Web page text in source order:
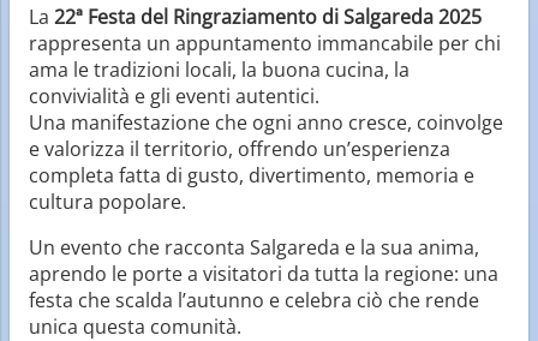
La 22ª Festa del Ringraziamento di Salgareda 2025
rappresenta un appuntamento immancabile per chi
ama le tradizioni locali, la buona cucina, la
convivialità e gli eventi autentici.
Una manifestazione che ogni anno cresce, coinvolge
e valorizza il territorio, offrendo un’esperienza
completa fatta di gusto, divertimento, memoria e
cultura popolare.
Un evento che racconta Salgareda e la sua anima,
aprendo le porte a visitatori da tutta la regione: una
festa che scalda l’autunno e celebra ciò che rende
unica questa comunità.